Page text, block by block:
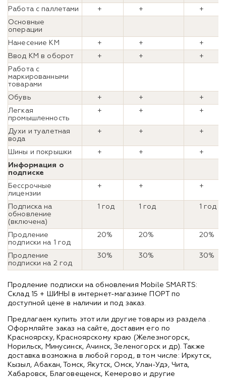
Работа с паллетами
+ +
+
Основные
операции
Нанесение КМ
+ +
+
Ввод КМ в оборот
+ +
+
Работа с
маркированными
товарами
Обувь
+ +
+
Легкая
промышленность
+ + +
Духи и туалетная
вода
+ + +
Шины и покрышки + +
+
Информация о
подписке
Бессрочные
лицензии
+ + +
Подписка на
обновление
(включена)
1 год 1 год 1 год
Продление
подписки на 1 год
20% 20% 20%
Продление
подписки на 2 год
30% 30% 30%
Продление подписки на обновления Mobile SMARTS:
Склад 15 + ШИНЫ в интернет-магазине ПОРТ по
доступной цене в наличии и под заказ.
Предлагаем купить этот или другие товары из раздела .
Оформляйте заказ на сайте, доставим его по
Красноярску, Красноярскому краю (Железногорск,
Норильск, Минусинск, Ачинск, Зеленогорск и др). Также
доставка возможна в любой город, в том числе: Иркутск,
Кызыл, Абакан, Томск, Якутск, Омск, Улан-Удэ, Чита,
Хабаровск, Благовещенск, Кемерово и другие